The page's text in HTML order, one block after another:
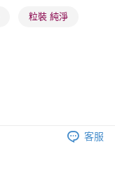
粒裝 純淨
客服